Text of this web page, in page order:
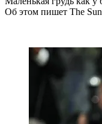
Об этом пишет The